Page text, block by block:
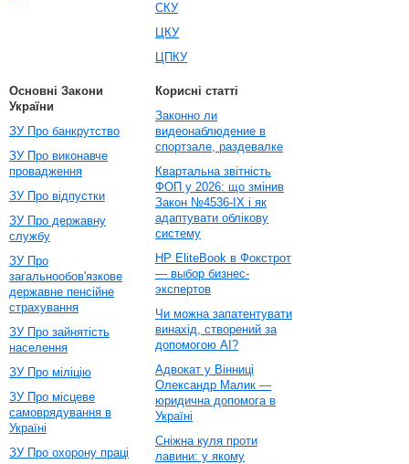
СКУ
ЦКУ
ЦПКУ
Основні Закони
України
ЗУ Про банкрутство
ЗУ Про виконавче
провадження
ЗУ Про відпустки
ЗУ Про державну
службу
ЗУ Про
загальнообов'язкове
державне пенсійне
страхування
ЗУ Про зайнятість
населення
ЗУ Про міліцію
ЗУ Про місцеве
самоврядування в
Україні
ЗУ Про охорону праці
Корисні статті
Законно ли
видеонаблюдение в
спортзале, раздевалке
Квартальна звітність
ФОП у 2026: що змінив
Закон №4536-IX і як
адаптувати облікову
систему
HP EliteBook в Фокстрот
— выбор бизнес-
экспертов
Чи можна запатентувати
винахід, створений за
допомогою AI?
Адвокат у Вінниці
Олександр Малик —
юридична допомога в
Україні
Сніжна куля проти
лавини: у якому